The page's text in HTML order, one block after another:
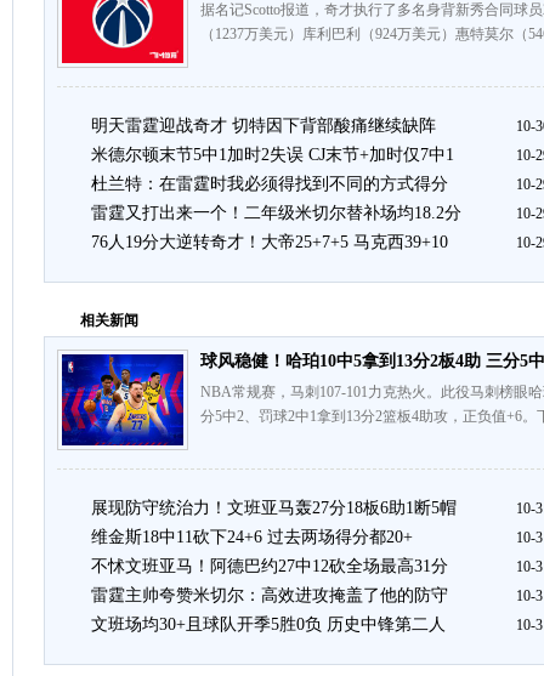
据名记Scotto报道，奇才执行了多名身背新秀合同球
（1237万美元）库利巴利（924万美元）惠特莫尔
明天雷霆迎战奇才 切特因下背部酸痛继续缺阵 10-
米德尔顿末节5中1加时2失误 CJ末节+加时仅7中1 10-
杜兰特：在雷霆时我必须得找到不同的方式得分 10-
雷霆又打出来一个！二年级米切尔替补场均18.2分 10-
76人19分大逆转奇才！大帝25+7+5 马克西39+10 10-
相关新闻
球风稳健！哈珀10中5拿到13分2板4助 三分5
NBA常规赛，马刺107-101力克热火。此役马刺榜眼
分5中2、罚球2中1拿到13分2篮板4助攻，正负值+6
展现防守统治力！文班亚马轰27分18板6助1断5帽 10-
维金斯18中11砍下24+6 过去两场得分都20+ 10-
不怵文班亚马！阿德巴约27中12砍全场最高31分 10-
雷霆主帅夸赞米切尔：高效进攻掩盖了他的防守 10-
文班场均30+且球队开季5胜0负 历史中锋第二人 10-